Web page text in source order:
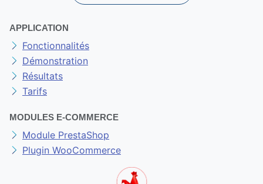
APPLICATION
Fonctionnalités
Démonstration
Résultats
Tarifs
MODULES E-COMMERCE
Module PrestaShop
Plugin WooCommerce